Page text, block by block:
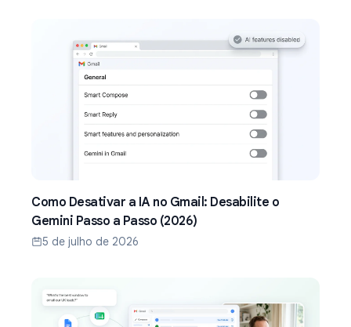
Como Desativar a IA no Gmail: Desabilite o
Gemini Passo a Passo (2026)
5 de julho de 2026